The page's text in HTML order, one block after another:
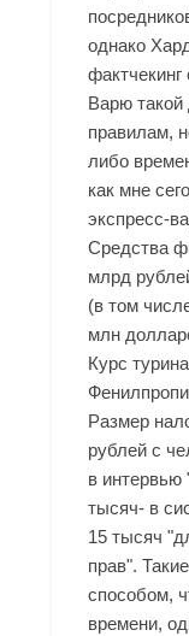
однако
фактчекинг
Варю такой
правилам,
либо
как мне
экспресс-
Средства
млрд
(в том
млн
Курс
Размер
рублей с
в интервью
тысяч- в
15 тысяч
прав".
способом,
времени,